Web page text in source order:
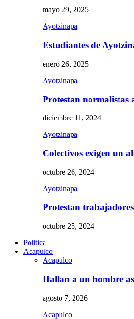
mayo 29, 2025
Ayotzinapa
Estudiantes de
enero 26, 2025
Ayotzinapa
Protestan normalistas
diciembre 11, 2024
Ayotzinapa
Colectivos exigen un
octubre 26, 2024
Ayotzinapa
Protestan
octubre 25, 2024
Politica
Acapulco
Acapulco
Hallan a un hombre
agosto 7, 2026
Acapulco